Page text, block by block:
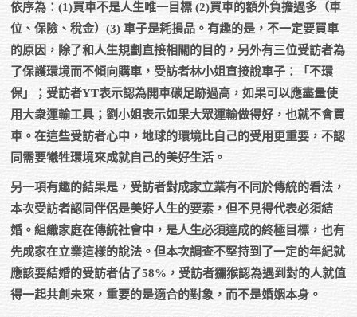
依序為：(1)買車不是人生唯一目標 (2)買車的額外負擔過多（車
位、保險、稅金）(3) 車子是耗損品。有趣的是，不一定要買車
的原因，除了和人生規劃直接相關的目的，另外有三位受訪者為
了保護環境而不傾向購車，受訪者林小姐直接說車子：「不環
保」；受訪者YT表示認為開車碳足跡過高，如果可以應盡量使
用大衆運輸工具；劉小姐表示如果大眾運輸做得好，也就不會買
車。在這些受訪者心中，地球的環境比自己的受用更重要，不認
同需要犧牲環境來成就自己的美好生活。
另一項有趣的結果是，受訪者對成家立業有不同於傳統的看法，
本次受訪者認同伴侶是美好人生的要素，但不見得代表必須結
婚。組織家庭在傳統社會中，是人生必須達成的終極目標，也有
先成家在立業這樣的說法。但本次調查不堅持到了一定的年紀就
應該要結婚的受訪者佔了58%，受訪者獼猴認為遇到對的人就值
得一起共創未來，重要的是適合的對象，而不是婚姻本身。